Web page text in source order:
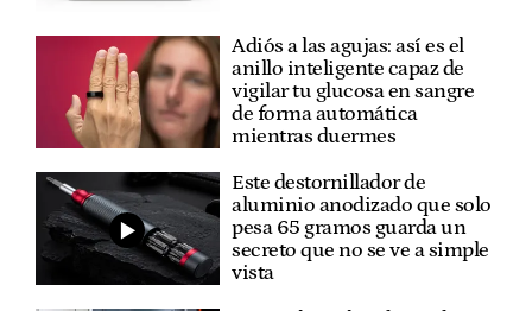
Adiós a las agujas: así es el
anillo inteligente capaz de
vigilar tu glucosa en sangre
de forma automática
mientras duermes
Este destornillador de
aluminio anodizado que solo
pesa 65 gramos guarda un
secreto que no se ve a simple
vista